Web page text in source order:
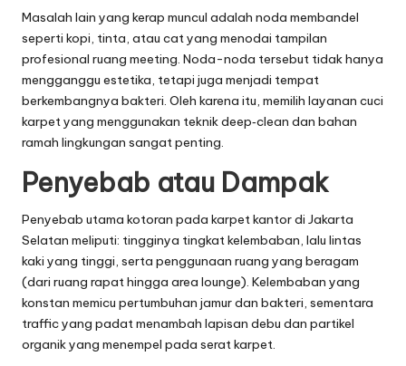
Masalah lain yang kerap muncul adalah noda membandel
seperti kopi, tinta, atau cat yang menodai tampilan
profesional ruang meeting. Noda-noda tersebut tidak hanya
mengganggu estetika, tetapi juga menjadi tempat
berkembangnya bakteri. Oleh karena itu, memilih layanan cuci
karpet yang menggunakan teknik deep‑clean dan bahan
ramah lingkungan sangat penting.
Penyebab atau Dampak
Penyebab utama kotoran pada karpet kantor di Jakarta
Selatan meliputi: tingginya tingkat kelembaban, lalu lintas
kaki yang tinggi, serta penggunaan ruang yang beragam
(dari ruang rapat hingga area lounge). Kelembaban yang
konstan memicu pertumbuhan jamur dan bakteri, sementara
traffic yang padat menambah lapisan debu dan partikel
organik yang menempel pada serat karpet.